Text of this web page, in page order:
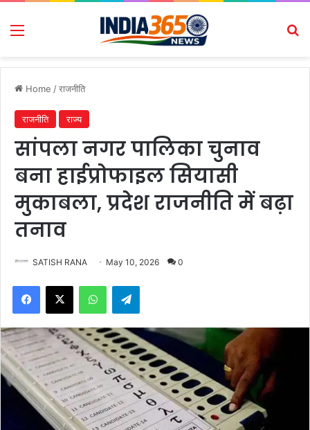
Menu
Home /राजनीति
राजनीति राज्य
सांपला नगर पालिका चुनाव
बना हाईप्रोफाइल सियासी
मुकाबला, प्रदेश राजनीति में बढ़ा
तनाव
SATISH RANA May 10, 2026 0
Facebook
X WhatsAppTelegram